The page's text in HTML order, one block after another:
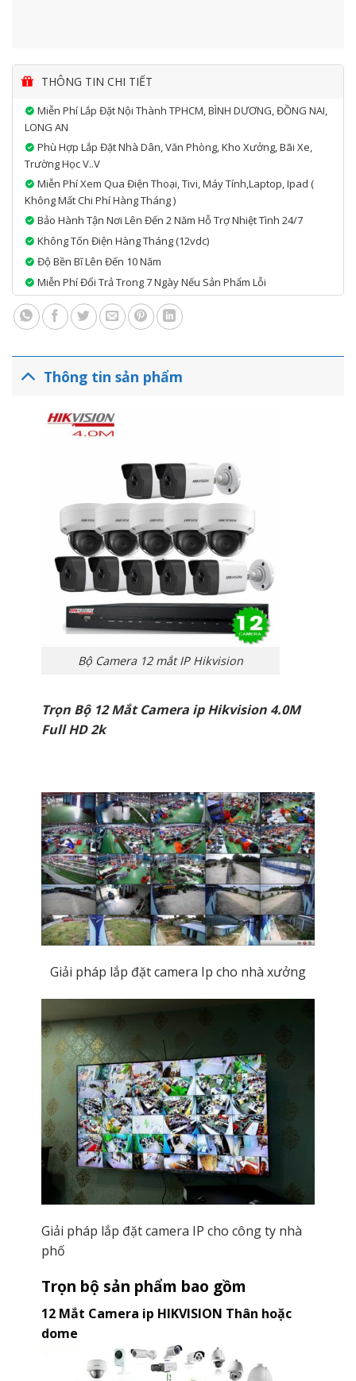
THÔNG TIN CHI TIẾT
Miễn Phí Lắp Đặt Nội Thành TPHCM, BÌNH DƯƠNG, ĐỒNG NAI,
LONG AN
Phù Hợp Lắp Đặt Nhà Dân, Văn Phòng, Kho Xưởng, Bãi Xe,
Trường Học V..v
Miễn Phí Xem Qua Điện Thoại, Tivi, Máy Tính,laptop, Ipad (
Không Mất Chi Phí Hàng Tháng )
Bảo Hành Tận Nơi Lên Đến 2 Năm Hỗ Trợ Nhiệt Tình 24/7
Không Tốn Điện Hàng Tháng (12vdc)
Độ Bền Bĩ Lên Đến 10 Năm
Miễn Phí Đổi Trả Trong 7 Ngày Nếu Sản Phẩm Lỗi
Thông tin sản phẩm
Bộ Camera 12 mắt IP Hikvision
Trọn Bộ 12 Mắt Camera ip Hikvision 4.0M
Full HD 2k
Giải pháp lắp đặt camera Ip cho nhà xưởng
Giải pháp lắp đặt camera IP cho công ty nhà
phố
Trọn bộ sản phẩm bao gồm
12 Mắt Camera ip HIKVISION Thân hoặc
dome